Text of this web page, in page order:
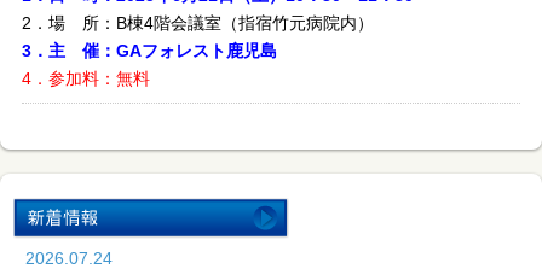
2．場 所：B棟4階会議室（指宿竹元病院内）
3．主 催：GAフォレスト鹿児島
4．参加料：無料
2026.07.24